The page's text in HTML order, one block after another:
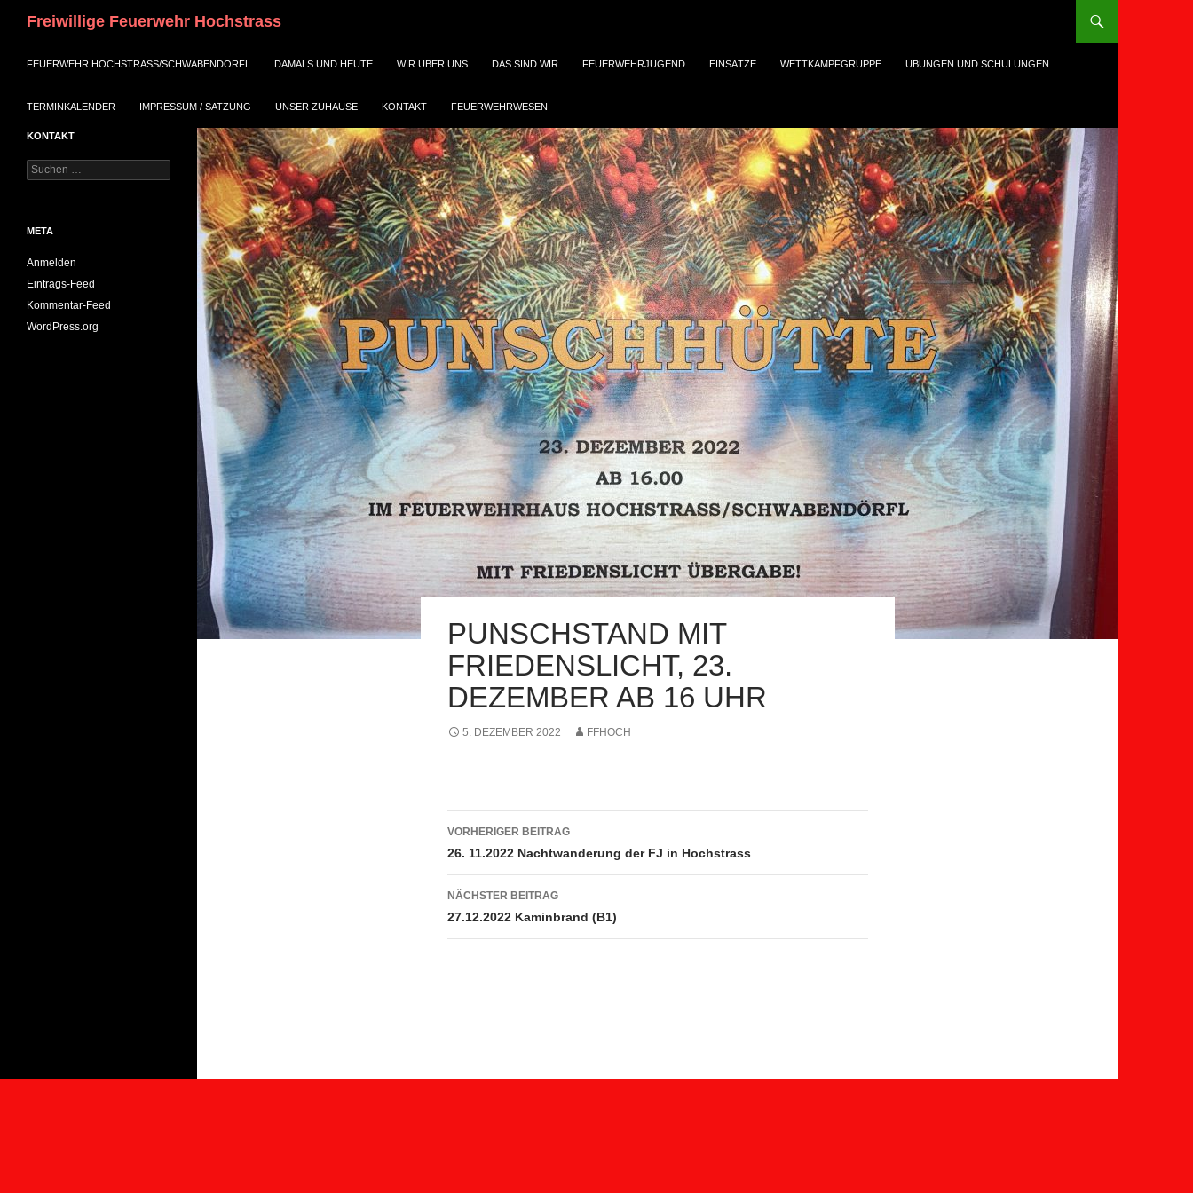
Freiwillige Feuerwehr Hochstrass
FEUERWEHR HOCHSTRASS/SCHWABENDÖRFL
DAMALS UND HEUTE WIR ÜBER UNS DAS SIND WIR FEUERWEHRJUGEND EINSÄTZE WETTKAMPFGRUPPE ÜBUNGEN UND SCHULUNGEN
TERMINKALENDER IMPRESSUM / SATZUNG UNSER ZUHAUSE KONTAKT FEUERWEHRWESEN
PUNSCHSTAND MIT
FRIEDENSLICHT, 23.
DEZEMBER AB 16 UHR
5. DEZEMBER 2022 FFHOCH
Beitragsnavigation
VORHERIGER BEITRAG
26. 11.2022 Nachtwanderung der FJ in Hochstrass
NÄCHSTER BEITRAG
27.12.2022 Kaminbrand (B1)
KONTAKT
Suchen
nach:
META
Anmelden
Eintrags-Feed
Kommentar-Feed
WordPress.org